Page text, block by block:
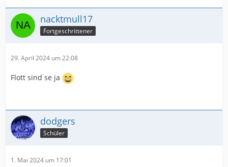
nacktmull17
Fortgeschrittener
29. April 2024 um 22:08
Flott sind se ja
dodgers
Schüler
1. Mai 2024 um 17:01